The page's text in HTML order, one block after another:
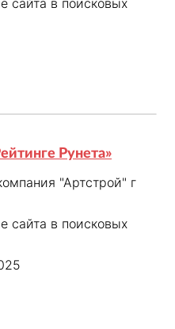
сайта в поисковых
Рунета»
"Артстрой" г
сайта в поисковых